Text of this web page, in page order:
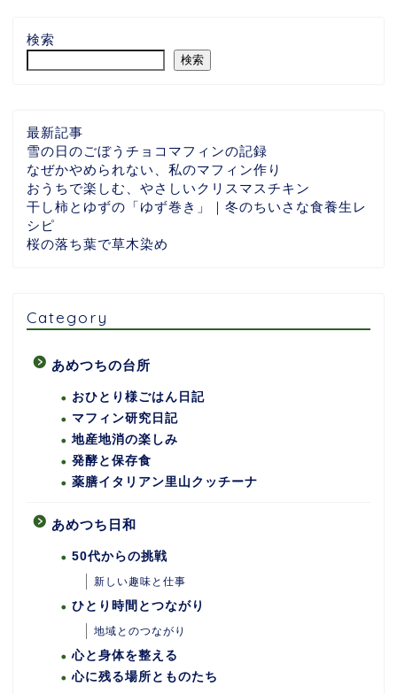
検索
検索
最新記事
雪の日のごぼうチョコマフィンの記録
なぜかやめられない、私のマフィン作り
おうちで楽しむ、やさしいクリスマスチキン
干し柿とゆずの「ゆず巻き」｜冬のちいさな食養生レ
シピ
桜の落ち葉で草木染め
Category
あめつちの台所
おひとり様ごはん日記
マフィン研究日記
地産地消の楽しみ
発酵と保存食
薬膳イタリアン里山クッチーナ
あめつち日和
50代からの挑戦
新しい趣味と仕事
ひとり時間とつながり
地域とのつながり
心と身体を整える
心に残る場所とものたち